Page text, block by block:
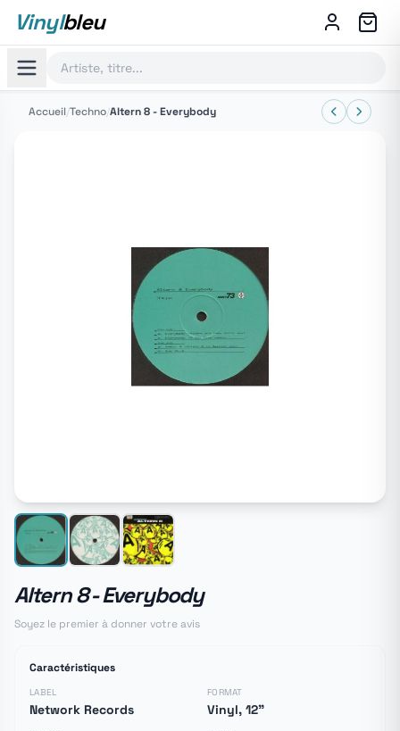
Vinylbleu
Accueil/Techno/Altern 8 - Everybody
Altern 8 - Everybody
Soyez le premier à donner votre avis
Caractéristiques
LABEL
Network Records
FORMAT
Vinyl, 12"